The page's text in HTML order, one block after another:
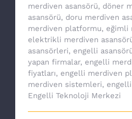
merdiven asansörü, döner
asansörü, doru merdiven
merdiven platformu, eğimli
elektrikli merdiven
asansörleri, engelli
yapan firmalar, engelli
fiyatları, engelli merdiven
merdiven sistemleri,
Engelli Teknoloji Merkezi